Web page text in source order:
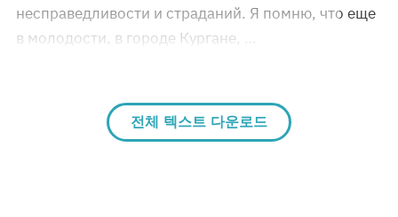
несправедливости и страданий. Я помню, что еще
в молодости, в городе Кургане, …
전체 텍스트 다운로드